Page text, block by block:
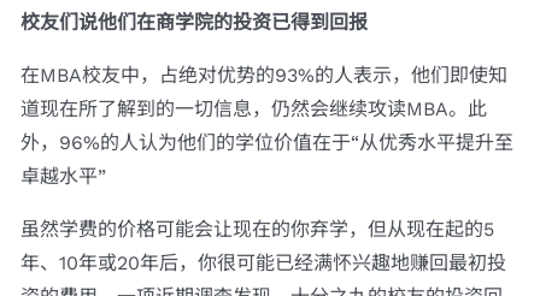
校友们说他们在商学院的投资已得到回报
在MBA校友中，占绝对优势的93%的人表示，他们即使知
道现在所了解到的一切信息，仍然会继续攻读MBA。此
外，96%的人认为他们的学位价值在于“从优秀水平提升至
卓越水平”
虽然学费的价格可能会让现在的你弃学，但从现在起的5
年、10年或20年后，你很可能已经满怀兴趣地赚回最初投